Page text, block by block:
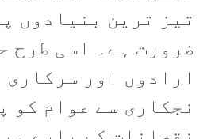
تیز ترین بنیادوں
ضرورت ہے۔ اسی طرح
ارادوں اور
نجکاری سے عوام کو